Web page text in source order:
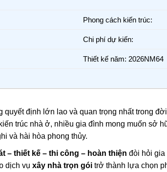
Phong cách kiến trúc:
Chi phí dự kiến:
Thiết kế năm: 2026NM64
quyết định lớn lao và quan trọng nhất trong
trúc nhà ở, nhiều gia đình mong muốn sở
và hài hòa phong thủy.
– thiết kế – thi công – hoàn thiện đòi hỏi gia
dịch vụ xây nhà trọn gói trở thành lựa chọn